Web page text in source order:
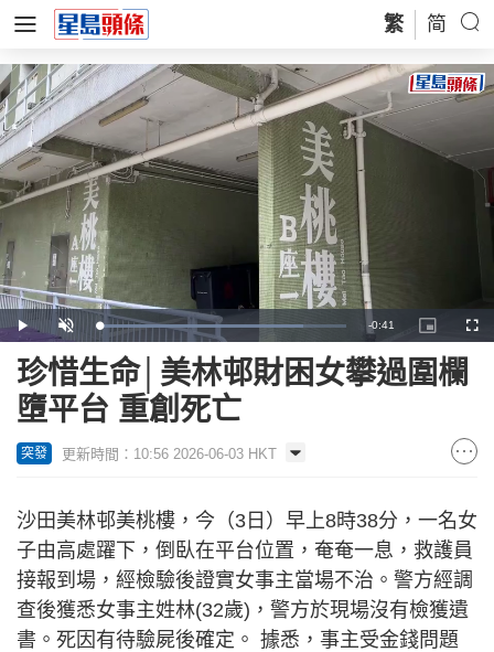
繁 简
Play Unmute Loaded:
82.41%
Remaining
Time
-0:41
Picture-
in-
珍惜生命│美林邨財困女攀過圍欄
墮平台 重創死亡
突發 更新時間：10:56 2026-06-03 HKT
沙田美林邨美桃樓，今（3日）早上8時38分，一名女
子由高處躍下，倒臥在平台位置，奄奄一息，救護員
接報到場，經檢驗後證實女事主當場不治。警方經調
查後獲悉女事主姓林(32歲)，警方於現場沒有檢獲遺
書。死因有待驗屍後確定。 據悉，事主受金錢問題